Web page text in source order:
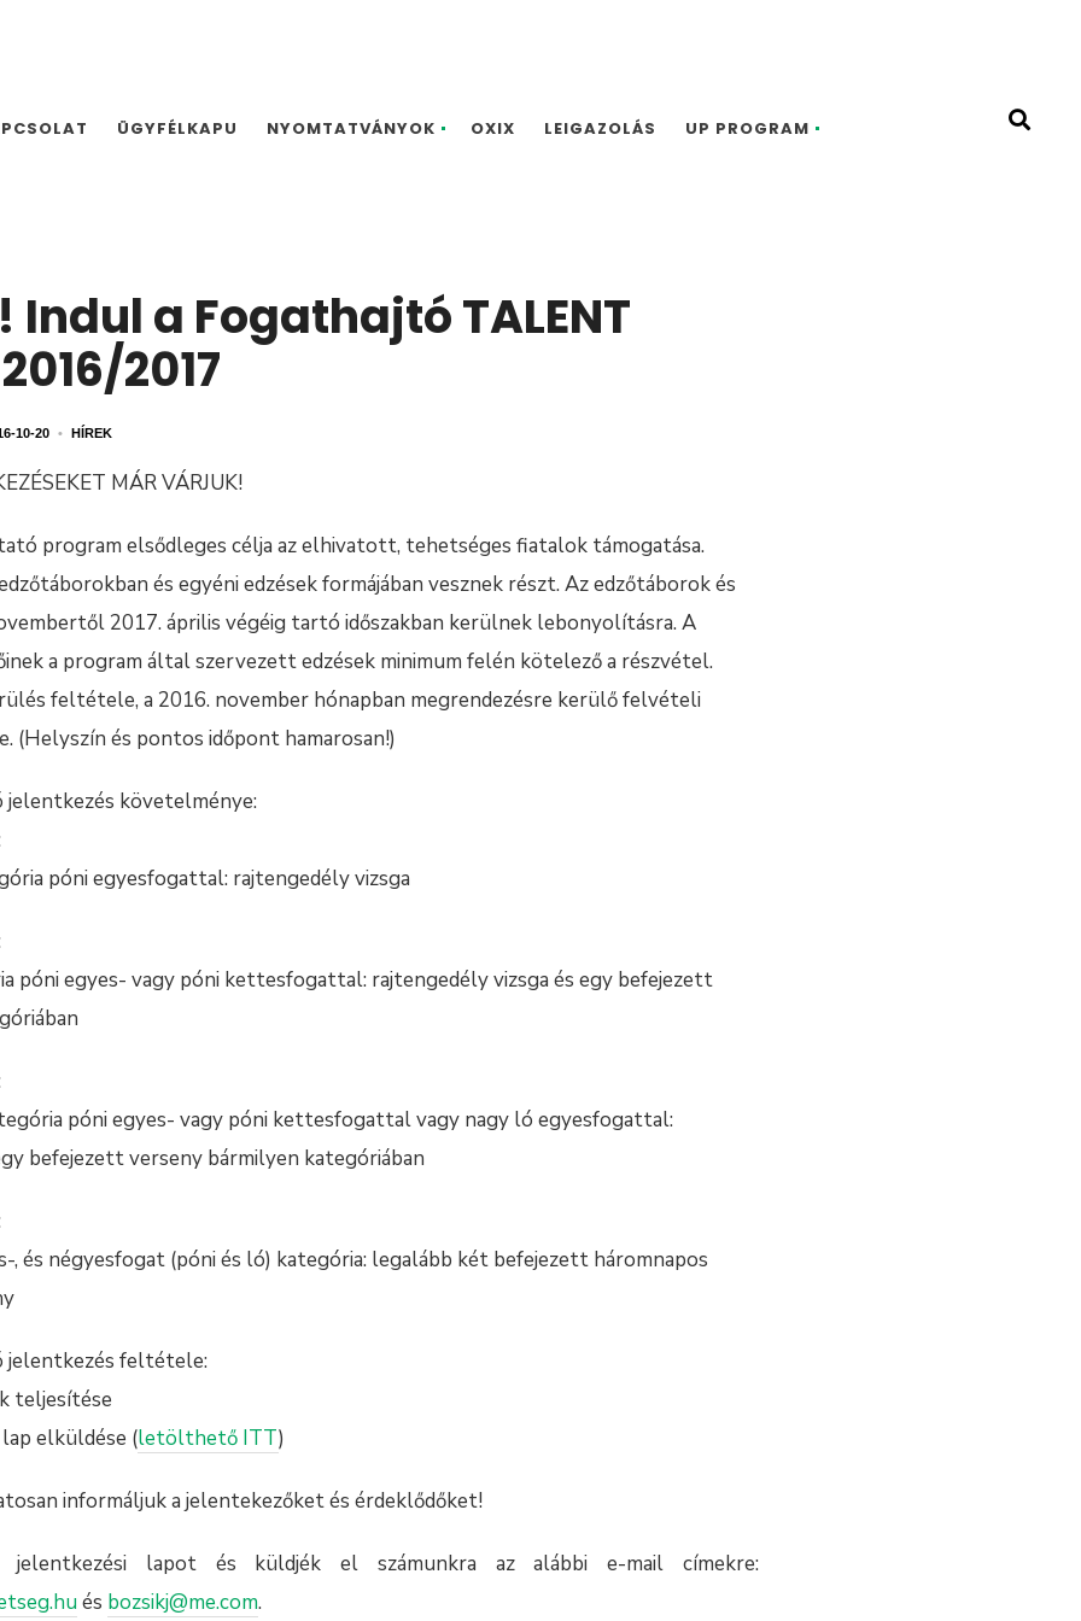
ÜGYFÉLKAPU NYOMTATVÁNYOK OXIX LEIGAZOLÁS UP PROGRAM
Indul a Fogathajtó TALENT
2017
10-20 • HÍREK
MÁR VÁRJUK!
program elsődleges célja az elhivatott, tehetséges fiatalok támogatása.
és egyéni edzések formájában vesznek részt. Az edzőtáborok és
2017. április végéig tartó időszakban kerülnek lebonyolításra. A
a program által szervezett edzések minimum felén kötelező a részvétel.
feltétele, a 2016. november hónapban megrendezésre kerülő felvételi
(Helyszín és pontos időpont hamarosan!)
követelménye:
póni egyesfogattal: rajtengedély vizsga
póni egyes- vagy póni kettesfogattal: rajtengedély vizsga és egy befejezett
póni egyes- vagy póni kettesfogattal vagy nagy ló egyesfogattal:
befejezett verseny bármilyen kategóriában
, és négyesfogat (póni és ló) kategória: legalább két befejezett háromnapos
jelentkezés feltétele:
teljesítése
elküldése (letölthető ITT)
informáljuk a jelentekezőket és érdeklődőket!
lapot és küldjék el számunkra az alábbi e-mail címekre:
és bozsikj@me.com.